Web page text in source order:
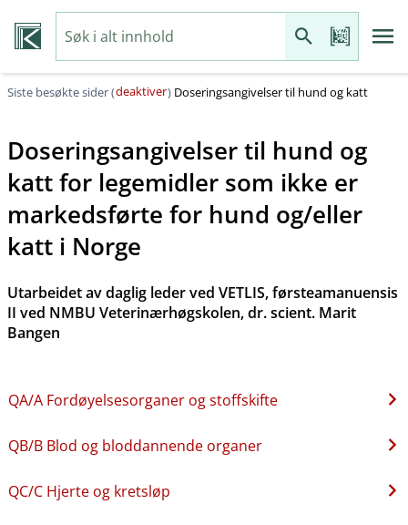
Siste besøkte sider (deaktiver) Doseringsangivelser til hund og katt
Doseringsangivelser til hund og
katt for legemidler som ikke er
markedsførte for hund og​/​eller
katt i Norge
Utarbeidet av daglig leder ved VETLIS, førsteamanuensis
II ved NMBU Veterinærhøgskolen, dr. scient. Marit
Bangen
QA​/​A Fordøyelsesorganer og stoffskifte
QB​/​B Blod og bloddannende organer
QC​/​C Hjerte og kretsløp